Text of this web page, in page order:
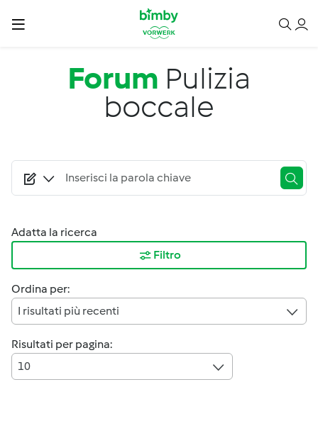
Salta al contenuto principale
Forum Pulizia
boccale
Adatta la ricerca
Filtro
Ordina per:
I risultati più recenti
Risultati per pagina:
10